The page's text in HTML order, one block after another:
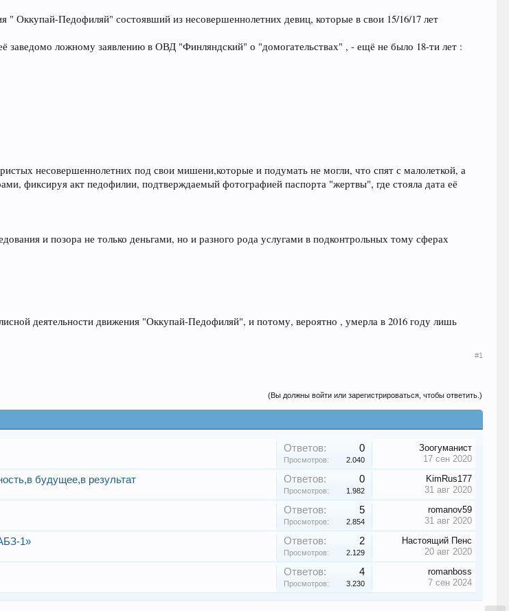
" Оккупай-Педофиляй" состоявший из несовершеннолетних девиц, которые в свои 15/16/17 лет
заведомо ложному заявлению в ОВД "Финляндский" о "домогательствах" , - ещё не было 18-ти лет :
несовершеннолетних под свои мишени,которые и подумать не могли, что спят с малолеткой, а
фиксируя акт педофилии, подтверждаемый фотографией паспорта "жертвы", где стояла дата её
и позора не только деньгами, но и разного рода услугами в подконтрольных тому сферах
деятельности движения "Оккупай-Педофиляй", и потому, вероятно , умерла в 2016 году лишь
#1
(Вы должны войти или зарегистрироваться, чтобы ответить.)
Ответов: 0
Просмотров: 2.040
Зоогуманист
17 сен 2020
будущее,в результат Ответов: 0
Просмотров: 1.982
KimRus177
31 авг 2020
Ответов: 5
Просмотров: 2.854
romanov59
31 авг 2020
1» Ответов: 2
Просмотров: 2.129
Настоящий Пенс
20 авг 2020
Ответов: 4
Просмотров: 3.230
romanboss
7 сен 2024